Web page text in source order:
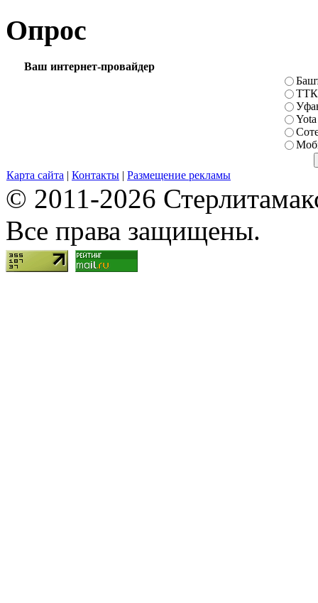
Опрос
Ваш интернет-провайдер
ТТК
Yota
Карта сайта | Контакты | Размещение рекламы
© 2011-2026
Все права защищены.